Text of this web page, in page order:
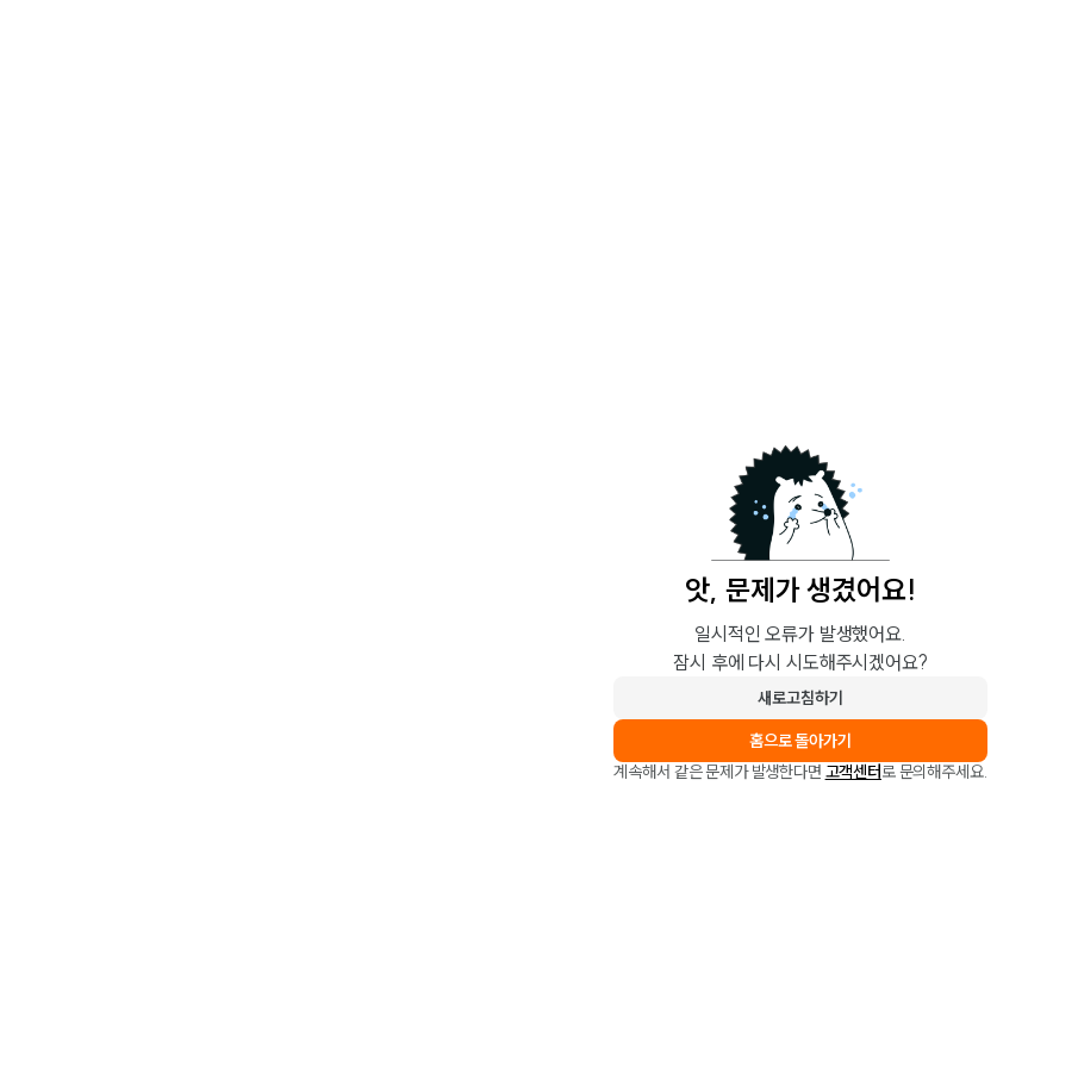
앗, 문제가 생겼어요!
일시적인 오류가 발생했어요.
잠시 후에 다시 시도해주시겠어요?
새로고침하기
홈으로 돌아가기
계속해서 같은 문제가 발생한다면 고객센터로 문의해주세요.